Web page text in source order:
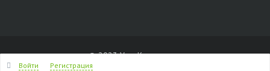
© 2023 УралКвадромед
Войти Регистрация